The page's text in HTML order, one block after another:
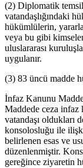
(2) Diplomatik
vatandaşlığındaki
hükümlülerin,
veya bu gibi
uluslararası
uygulanır.
(3) 83 üncü madde
İnfaz Kanunu
Maddede ceza infaz
vatandaşı oldukları
konsolosluğu ile
belirlenen esas ve
düzenlenmiştir.
gereğince ziyaretin